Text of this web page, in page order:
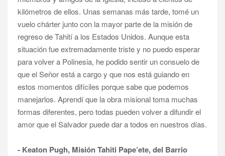
kilómetros de ellos. Unas semanas más tarde, tomé un
vuelo chárter junto con la mayor parte de la misión de
regreso de Tahití a los Estados Unidos. Aunque esta
situación fue extremadamente triste y no puedo esperar
para volver a Polinesia, he podido sentir un consuelo de
que el Señor está a cargo y que nos está guiando en
estos momentos difíciles porque sabe que podemos
manejarlos. Aprendí que la obra misional toma muchas
formas diferentes, pero todas pueden volver a difundir el
amor que el Salvador puede dar a todos en nuestros días.
- Keaton Pugh, Misión Tahiti Pape’ete, del Barrio